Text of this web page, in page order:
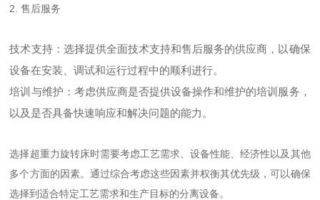
2. 售后服务
技术支持：选择提供全面技术支持和售后服务的供应商，以确保
设备在安装、调试和运行过程中的顺利进行。
培训与维护：考虑供应商是否提供设备操作和维护的培训服务，
以及是否具备快速响应和解决问题的能力。
选择超重力旋转床时需要考虑工艺需求、设备性能、经济性以及其他
多个方面的因素。通过综合考虑这些因素并权衡其优先级，可以确保
选择到适合特定工艺需求和生产目标的分离设备。